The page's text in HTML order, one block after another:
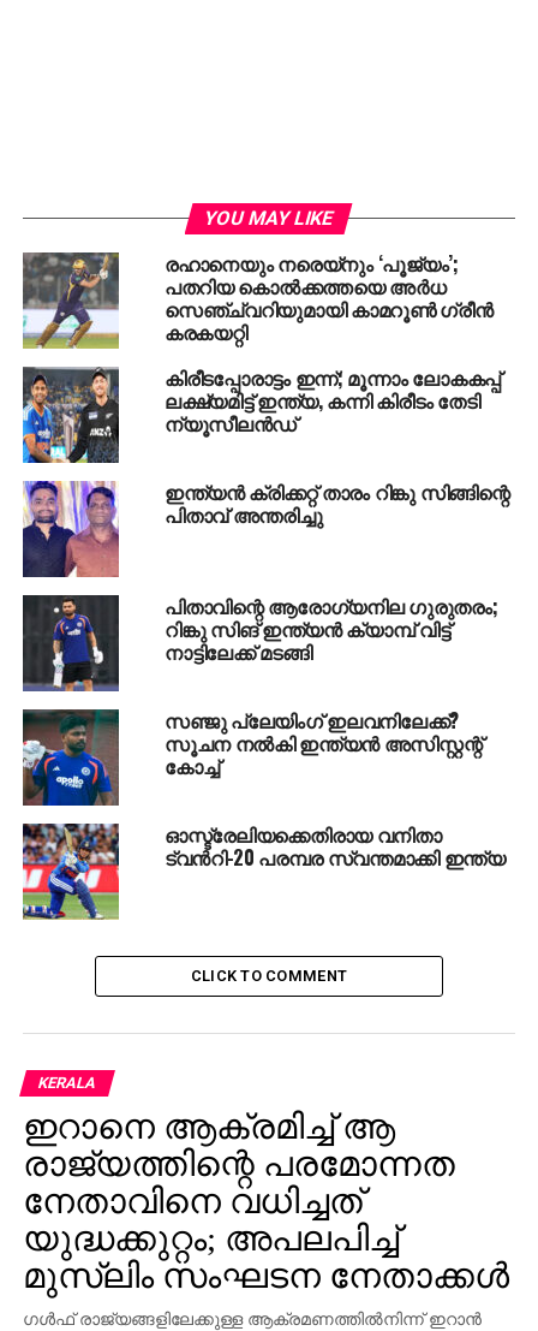
YOU MAY LIKE
രഹാനെയും നരെയ്നും ‘പൂജ്യം’;
പതറിയ കൊൽക്കത്തയെ അർധ
സെഞ്ച്വറിയുമായി കാമറൂൺ ഗ്രീൻ
കരകയറ്റി
കിരീടപ്പോരാട്ടം ഇന്ന്; മൂന്നാം ലോകകപ്പ്
ലക്ഷ്യമിട്ട് ഇന്ത്യ, കന്നി കിരീടം തേടി
ന്യൂസീലന്‍ഡ്
ഇന്ത്യന്‍ ക്രിക്കറ്റ് താരം റിങ്കു സിങ്ങിന്റെ
പിതാവ് അന്തരിച്ചു
പിതാവിന്റെ ആരോഗ്യനില ഗുരുതരം;
റിങ്കു സിങ് ഇന്ത്യന്‍ ക്യാമ്പ് വിട്ട്
നാട്ടിലേക്ക് മടങ്ങി
സഞ്ജു പ്ലേയിംഗ് ഇലവനിലേക്ക്?
സൂചന നല്‍കി ഇന്ത്യന്‍ അസിസ്റ്റന്റ്
കോച്ച്
ഓസ്ട്രേലിയക്കെതിരായ വനിതാ
ട്വന്‍റി-20 പരമ്പര സ്വന്തമാക്കി ഇന്ത്യ
CLICK TO COMMENT
KERALA
ഇറാനെ ആക്രമിച്ച് ആ
രാജ്യത്തിന്റെ പരമോന്നത
നേതാവിനെ വധിച്ചത്
യുദ്ധക്കുറ്റം; അപലപിച്ച്
മുസ്‌ലിം സംഘടന നേതാക്കള്‍
ഗള്‍ഫ് രാജ്യങ്ങളിലേക്കുള്ള ആക്രമണത്തില്‍നിന്ന് ഇറാന്‍